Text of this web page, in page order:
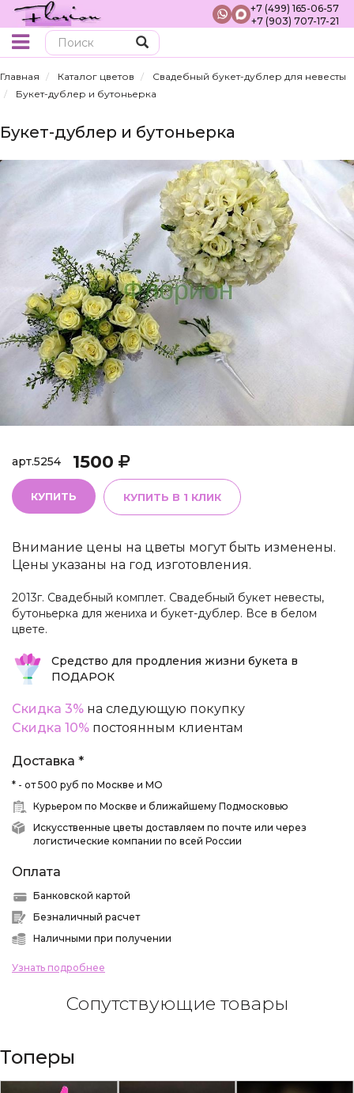
+7 (499) 165-06-57
+7 (903) 707-17-21
Главная Каталог цветов
Свадебный букет-дублер для невесты
Букет-дублер и бутоньерка
Букет-дублер и бутоньерка
арт.5254 1500
КУПИТЬ КУПИТЬ В 1 КЛИК
Внимание цены на цветы могут быть изменены.
Цены указаны на год изготовления.
2013г. Свадебный комплет. Свадебный букет невесты,
бутоньерка для жениха и букет-дублер. Все в белом
цвете.
Средство для продления жизни букета в
ПОДАРОК
Скидка 3% на следующую покупку
Скидка 10% постоянным клиентам
Доставка *
* - от 500 руб по Москве и МО
Курьером по Москве и ближайшему Подмосковью
Искусственные цветы доставляем по почте или через
логистические компании по всей России
Оплата
Банковской картой
Безналичный расчет
Наличными при получении
Узнать подробнее
Сопутствующие товары
Топеры